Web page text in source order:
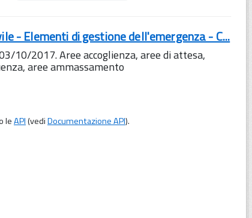
- Elementi di gestione dell'emergenza - C...
10/2017. Aree accoglienza, aree di attesa,
aree ammassamento
leAPI(vediDocumentazione API).